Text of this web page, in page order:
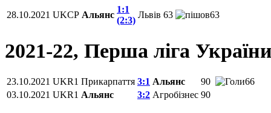
28.10.2021 UKCP Альянс
1:1
(2:3)
Львів 63 63
2021-22, Перша ліга
23.10.2021 UKR1 Прикарпаття 3:1 Альянс 90
66
03.10.2021 UKR1 Альянс 3:2 Агробізнес 90